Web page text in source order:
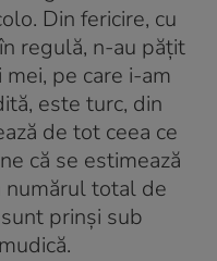
Din fericire, cu
regulă, n-au pățit
pe care i-am
este turc, din
de tot ceea ce
că se estimează
numărul total de
prinși sub